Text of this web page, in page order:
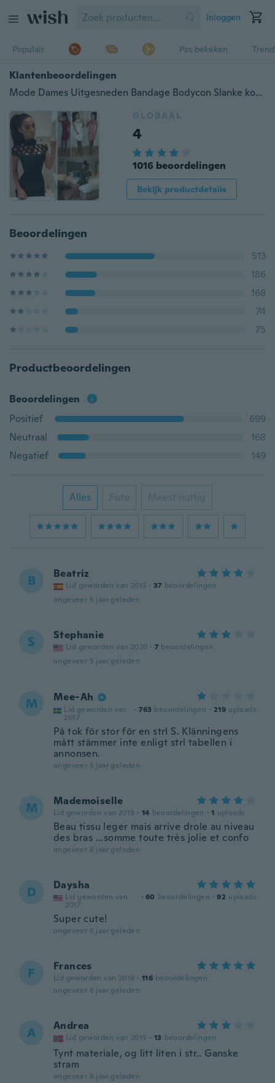
Inloggen
Populair Pas bekeken
Klantenbeoordelingen
Mode Dames Uitgesneden Bandage Bodycon Slanke korte mouw Avondfeest Cocktail Potlood Mini Jurk
GLOBAAL
4
1016 beoordelingen
Bekijk productdetails
Beoordelingen
513
186
168
74
75
Productbeoordelingen
Beoordelingen
Positief
699
Neutraal
168
Negatief
149
Alles Foto Meest nuttig
B Beatriz
Lid geworden van 2013 · 37 beoordelingen
ongeveer 5 jaar geleden
S Stephanie
Lid geworden van 2020 · 7 beoordelingen
ongeveer 5 jaar geleden
M Mee-Ah
Lid geworden van
2017
· 763 beoordelingen · 219 uploads
På tok för stor för en strl S. Klänningens
mått stämmer inte enligt strl tabellen i
annonsen.
ongeveer 5 jaar geleden
M Mademoiselle
Lid geworden van 2019 · 14 beoordelingen · 1 uploads
Beau tissu leger mais arrive drole au niveau
des bras ...somme toute très jolie et confo
ongeveer 6 jaar geleden
D Daysha
Lid geworden van
2017
· 60 beoordelingen · 92 uploads
Super cute!
ongeveer 6 jaar geleden
F Frances
Lid geworden van 2019 · 116 beoordelingen
ongeveer 6 jaar geleden
A Andrea
Lid geworden van 2015 · 13 beoordelingen
Tynt materiale, og litt liten i str.. Ganske
stram
ongeveer 6 jaar geleden